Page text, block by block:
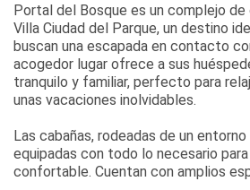
Portal del Bosque es un complejo de
Villa Ciudad del Parque, un destino
buscan una escapada en contacto
acogedor lugar ofrece a sus
tranquilo y familiar, perfecto para
unas vacaciones inolvidables.
Las cabañas, rodeadas de un
equipadas con todo lo necesario
confortable. Cuentan con amplios